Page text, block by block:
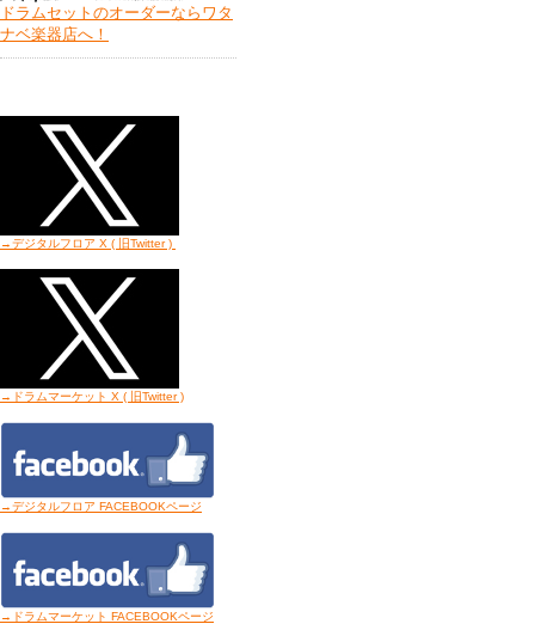
ドラムセットのオーダーならワタ
ナベ楽器店へ！
→デジタルフロア X ( 旧Twitter)
→ドラムマーケット X ( 旧Twitter)
→デジタルフロア FACEBOOKページ
→ドラムマーケット FACEBOOKページ